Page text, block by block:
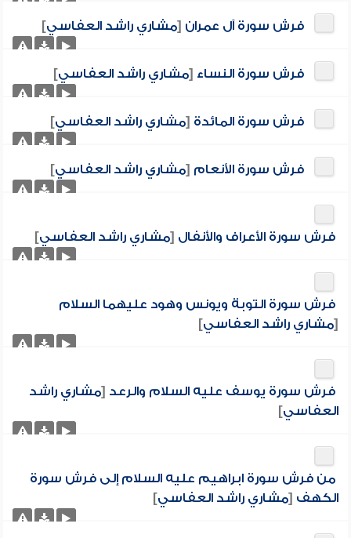
فرش سورة آل عمران [مشاري راشد العفاسي]
فرش سورة النساء [مشاري راشد العفاسي]
فرش سورة المائدة [مشاري راشد العفاسي]
فرش سورة الأنعام [مشاري راشد العفاسي]
فرش سورة الأعراف والأنفال [مشاري راشد العفاسي]
فرش سورة التوبة ويونس وهود عليهما السلام
[مشاري راشد العفاسي]
فرش سورة يوسف عليه السلام والرعد [مشاري راشد
العفاسي]
من فرش سورة ابراهيم عليه السلام إلى فرش سورة
الكهف [مشاري راشد العفاسي]